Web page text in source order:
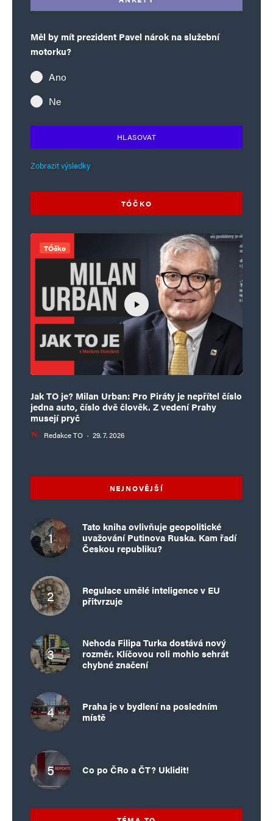
Měl by mít prezident Pavel nárok na služební
motorku?
Ano
Ne
HLASOVAT
Zobrazit výsledky
TÓČKO
TÓčko
Jak TO je? Milan Urban: Pro Piráty je nepřítel číslo
jedna auto, číslo dvě člověk. Z vedení Prahy
musejí pryč
Redakce TO · 29. 7. 2026
NEJNOVĚJŠÍ
Tato kniha ovlivňuje geopolitické
uvažování Putinova Ruska. Kam řadí
Českou republiku?
Regulace umělé inteligence v EU
přitvrzuje
Nehoda Filipa Turka dostává nový
rozměr. Klíčovou roli mohlo sehrát
chybné značení
Praha je v bydlení na posledním
místě
Co po ČRo a ČT? Uklidit!